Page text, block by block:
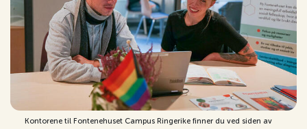
Kontorene til Fontenehuset Campus Ringerike finner du ved siden av